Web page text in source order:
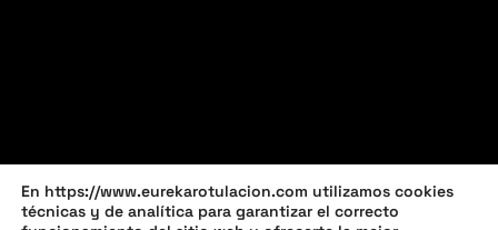
En https://www.eurekarotulacion.com utilizamos cookies
técnicas y de analítica para garantizar el correcto